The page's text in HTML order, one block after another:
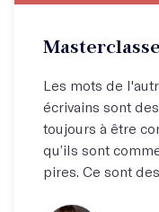
Une
Les mots de
écrivains sont
toujours à être
qu’ils sont
pires. Ce sont